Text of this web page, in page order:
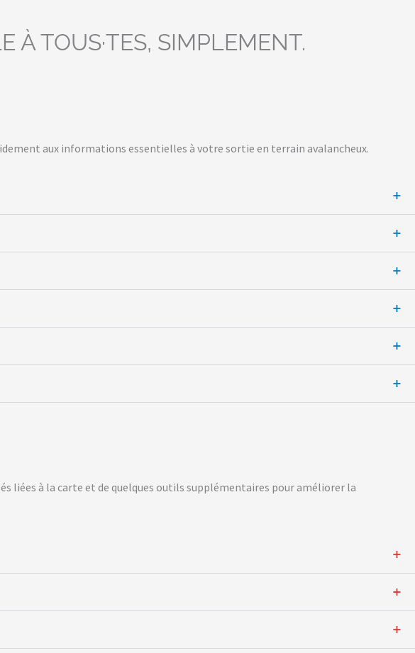
À TOUS·TES, SIMPLEMENT.
aux informations essentielles à votre sortie en terrain avalancheux.
liées à la carte et de quelques outils supplémentaires pour améliorer la